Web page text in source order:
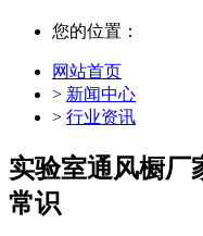
您的位置：
网站首页
> 新闻中心
> 行业资讯
实验室通风橱厂
常识